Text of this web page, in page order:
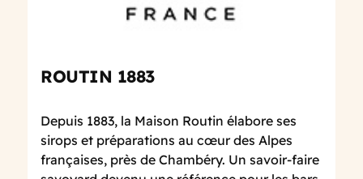
ROUTIN 1883
Depuis 1883, la Maison Routin élabore ses
sirops et préparations au cœur des Alpes
françaises, près de Chambéry. Un savoir-faire